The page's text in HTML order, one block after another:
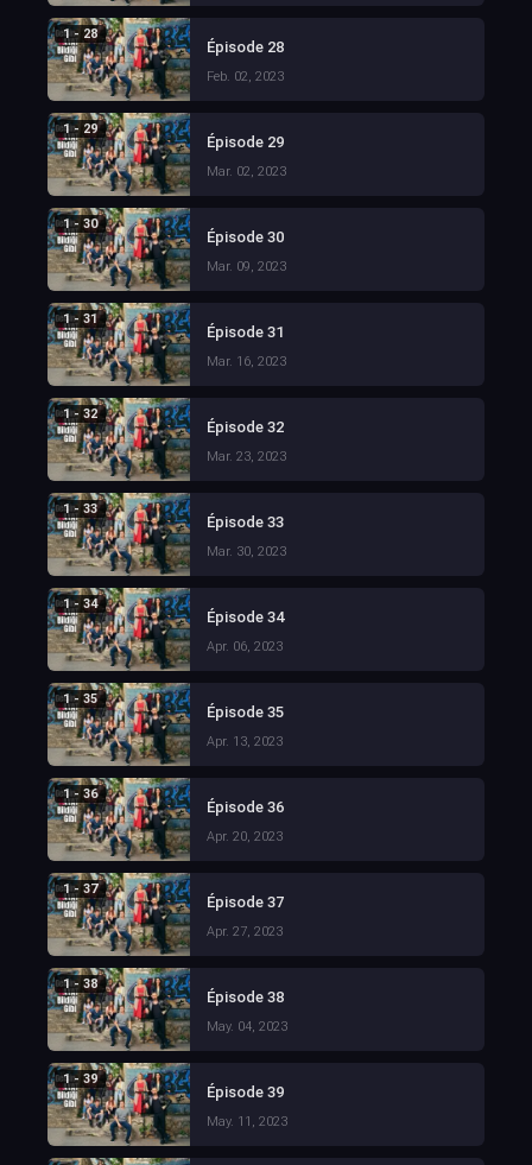
1 - 28
Épisode 28
Feb. 02, 2023
1 - 29
Épisode 29
Mar. 02, 2023
1 - 30
Épisode 30
Mar. 09, 2023
1 - 31
Épisode 31
Mar. 16, 2023
1 - 32
Épisode 32
Mar. 23, 2023
1 - 33
Épisode 33
Mar. 30, 2023
1 - 34
Épisode 34
Apr. 06, 2023
1 - 35
Épisode 35
Apr. 13, 2023
1 - 36
Épisode 36
Apr. 20, 2023
1 - 37
Épisode 37
Apr. 27, 2023
1 - 38
Épisode 38
May. 04, 2023
1 - 39
Épisode 39
May. 11, 2023